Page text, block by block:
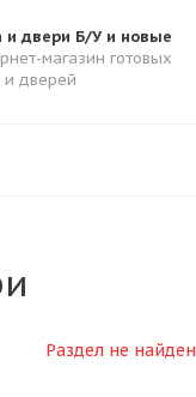
и двери Б/У и новые
магазин готовых
и дверей
Раздел не найден